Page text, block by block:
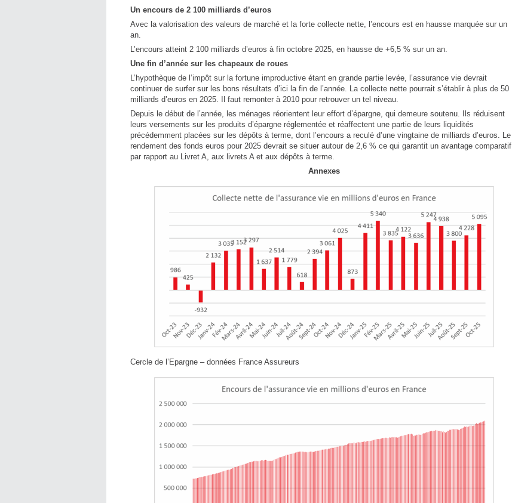
Un encours de 2 100 milliards d’euros
Avec la valorisation des valeurs de marché et la forte collecte nette, l’encours est en hausse marquée sur un
an.
L’encours atteint 2 100 milliards d’euros à fin octobre 2025, en hausse de +6,5 % sur un an.
Une fin d’année sur les chapeaux de roues
L’hypothèque de l’impôt sur la fortune improductive étant en grande partie levée, l’assurance vie devrait
continuer de surfer sur les bons résultats d’ici la fin de l’année. La collecte nette pourrait s’établir à plus de 50
milliards d’euros en 2025. Il faut remonter à 2010 pour retrouver un tel niveau.
Depuis le début de l’année, les ménages réorientent leur effort d’épargne, qui demeure soutenu. Ils réduisent
leurs versements sur les produits d’épargne réglementée et réaffectent une partie de leurs liquidités
précédemment placées sur les dépôts à terme, dont l’encours a reculé d’une vingtaine de milliards d’euros. Le
rendement des fonds euros pour 2025 devrait se situer autour de 2,6 % ce qui garantit un avantage comparatif
par rapport au Livret A, aux livrets A et aux dépôts à terme.
Annexes
Cercle de l’Epargne – données France Assureurs